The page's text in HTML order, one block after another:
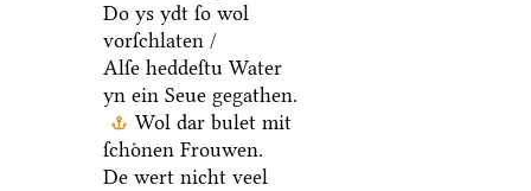
Do ys ydt ſo wol
vorſchlaten /
Alſe heddeſtu Water
yn ein Seue gegathen.
Wol dar bulet mit
ſchoͤnen Frouwen.
De wert nicht veel